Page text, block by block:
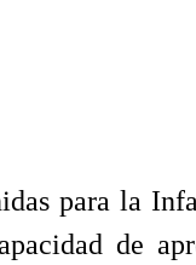
para la
de